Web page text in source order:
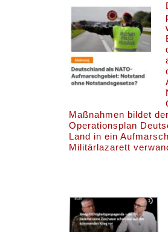
Maßnahmen bildet
Operationsplan
Land in ein
Militärlazarett